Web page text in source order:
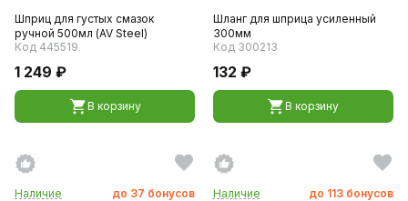
Шприц для густых смазок
ручной 500мл (AV Steel)
Код 445519
1 249 ₽
В корзину
Шланг для шприца усиленный
300мм
Код 300213
132 ₽
В корзину
Наличие до 37 бонусов
Наличие до 113 бонусов